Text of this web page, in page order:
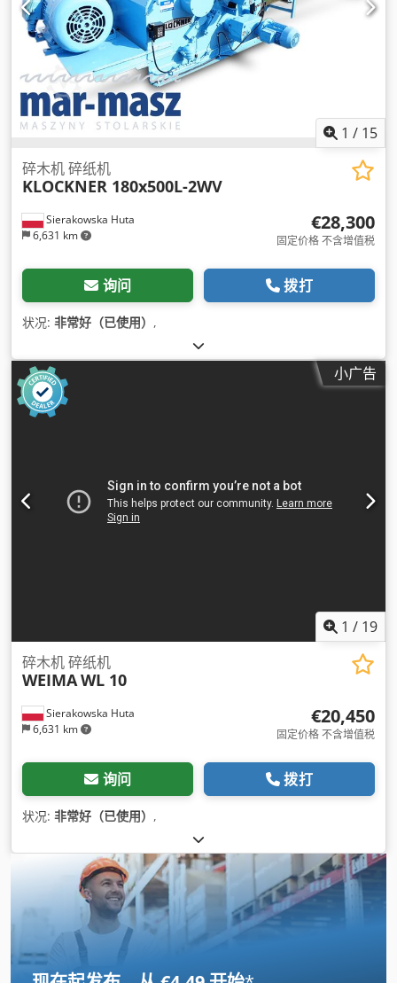
1 / 15
Sierakowska Huta
6,631 km
碎木机 碎纸机
KLOCKNER 180x500L-2WV
€28,300
固定价格 不含增值税
询问 拨打
状况: 非常好（已使用） ,
小广告
1 / 19
Sierakowska Huta
6,631 km
碎木机 碎纸机
WEIMAWL 10
€20,450
固定价格 不含增值税
询问 拨打
状况: 非常好（已使用） ,